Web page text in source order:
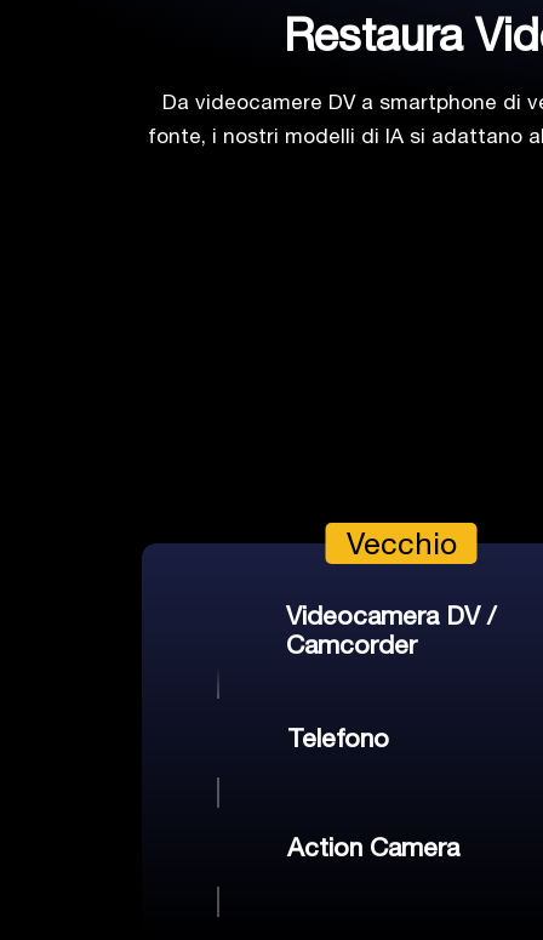
Restaura
Da videocamere DV a smartphone di
fonte, i nostri modelli di IA si adattano
Videocamera DV /
Camcorder
Telefono
Action Camera